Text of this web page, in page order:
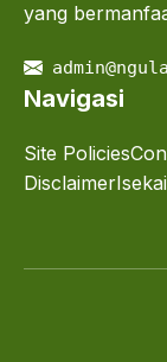
yang
Navigasi
Site Policies
Disclaimer